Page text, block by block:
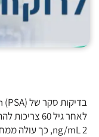
2 ng/mL, כך עולה ממחקר שפורסם ב- BMJ.